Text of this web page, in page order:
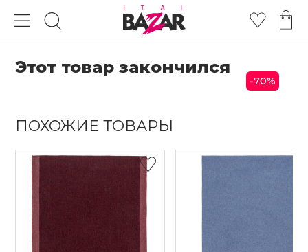
Этот товар закончился
ПОХОЖИЕ ТОВАРЫ
-70%